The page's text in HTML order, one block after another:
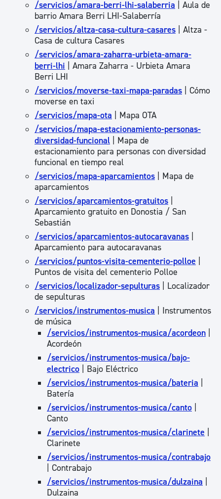
/servicios/amara-berri-lhi-salaberria | Aula de
barrio Amara Berri LHI-Salaberría
/servicios/altza-casa-cultura-casares | Altza -
Casa de cultura Casares
/servicios/amara-zaharra-urbieta-amara-
berri-lhi | Amara Zaharra - Urbieta Amara
Berri LHI
/servicios/moverse-taxi-mapa-paradas | Cómo
moverse en taxi
/servicios/mapa-ota | Mapa OTA
/servicios/mapa-estacionamiento-personas-
diversidad-funcional | Mapa de
estacionamiento para personas con diversidad
funcional en tiempo real
/servicios/mapa-aparcamientos | Mapa de
aparcamientos
/servicios/aparcamientos-gratuitos
Aparcamiento gratuito en Donostia / San
Sebastián
/servicios/aparcamientos-autocaravanas
Aparcamiento para autocaravanas
/servicios/puntos-visita-cementerio-polloe
Puntos de visita del cementerio Polloe
/servicios/localizador-sepulturas | Localizador
de sepulturas
/servicios/instrumentos-musica | Instrumentos
de música
/servicios/instrumentos-musica/acordeon
Acordeón
/servicios/instrumentos-musica/bajo-
electrico | Bajo Eléctrico
/servicios/instrumentos-musica/bateria
Batería
/servicios/instrumentos-musica/canto
Canto
/servicios/instrumentos-musica/clarinete
Clarinete
/servicios/instrumentos-musica/contrabajo
| Contrabajo
/servicios/instrumentos-musica/dulzaina
Dulzaina